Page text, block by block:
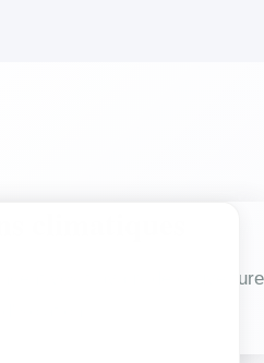
vos travaux de couverture